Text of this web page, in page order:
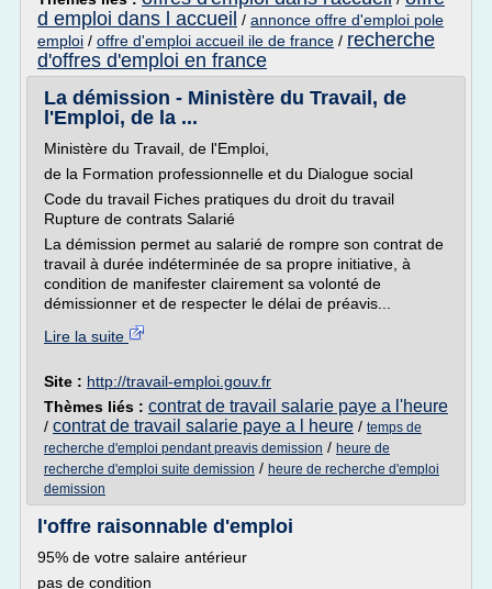
d emploi dans l accueil / annonce offre d'emploi pole
emploi / offre d'emploi accueil ile de france / recherche
d'offres d'emploi en france
La démission - Ministère du Travail, de
l'Emploi, de la ...
Ministère du Travail, de l'Emploi,
de la Formation professionnelle et du Dialogue social
Code du travail Fiches pratiques du droit du travail
Rupture de contrats Salarié
La démission permet au salarié de rompre son contrat de
travail à durée indéterminée de sa propre initiative, à
condition de manifester clairement sa volonté de
démissionner et de respecter le délai de préavis...
Lire la suite
Site : http://travail-emploi.gouv.fr
Thèmes liés : contrat de travail salarie paye a l'heure
/ contrat de travail salarie paye a l heure / temps de
recherche d'emploi pendant preavis demission / heure de
recherche d'emploi suite demission / heure de recherche d'emploi
demission
l'offre raisonnable d'emploi
95% de votre salaire antérieur
pas de condition